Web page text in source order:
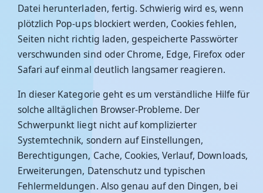
Datei herunterladen, fertig. Schwierig wird es, wenn
plötzlich Pop-ups blockiert werden, Cookies fehlen,
Seiten nicht richtig laden, gespeicherte Passwörter
verschwunden sind oder Chrome, Edge, Firefox oder
Safari auf einmal deutlich langsamer reagieren.
In dieser Kategorie geht es um verständliche Hilfe für
solche alltäglichen Browser-Probleme. Der
Schwerpunkt liegt nicht auf komplizierter
Systemtechnik, sondern auf Einstellungen,
Berechtigungen, Cache, Cookies, Verlauf, Downloads,
Erweiterungen, Datenschutz und typischen
Fehlermeldungen. Also genau auf den Dingen, bei